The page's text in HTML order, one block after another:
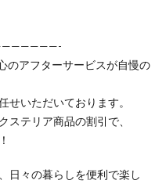
のアフターサービスが自慢の
せいただいております。
ステリア商品の割引で、
日々の暮らしを便利で楽し